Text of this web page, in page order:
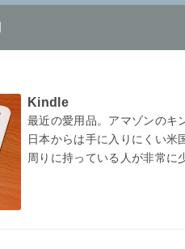
Kindle
最近の愛用品。アマゾンのキ
日本からは手に入りにくい米
周りに持っている人が非常に